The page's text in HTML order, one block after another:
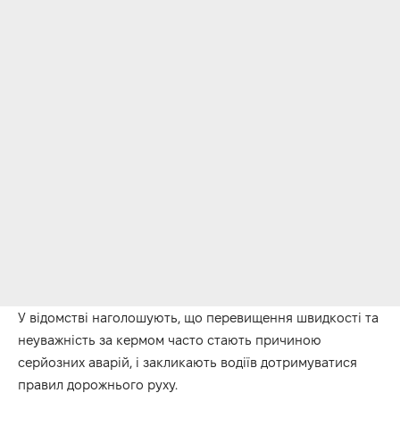
У відомстві наголошують, що перевищення швидкості та
неуважність за кермом часто стають причиною
серйозних аварій, і закликають водіїв дотримуватися
правил дорожнього руху.